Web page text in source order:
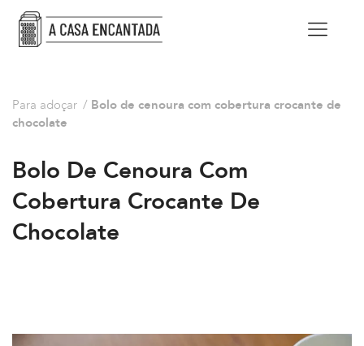
Para adoçar / Bolo de cenoura com cobertura crocante de
chocolate
Bolo De Cenoura Com
Cobertura Crocante De
Chocolate